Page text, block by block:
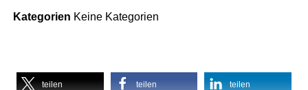
Kategorien Keine Kategorien
teilen teilen teilen